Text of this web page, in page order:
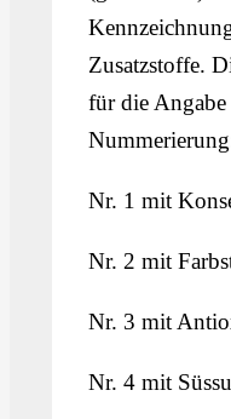
Zusatzstoffe.
für die
Nr. 1 mit
Nr. 2 mit
Nr. 3 mit
Nr. 4 mit